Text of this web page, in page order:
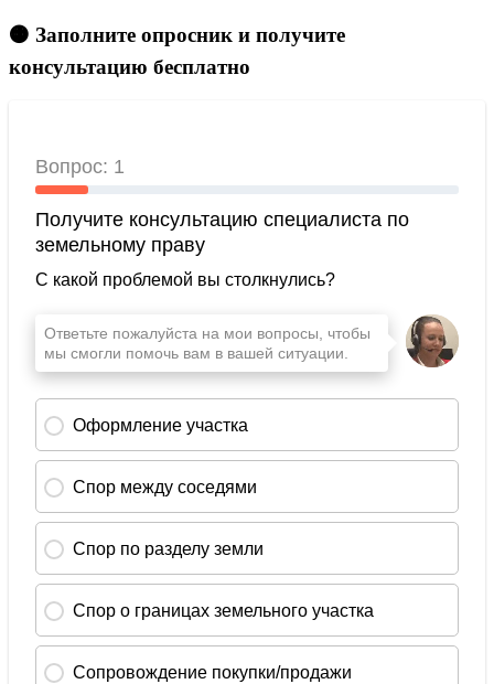
🟠 Заполните опросник и получите
консультацию бесплатно